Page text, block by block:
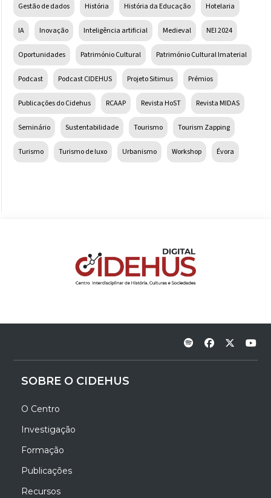
Gestão de dados História História da Educação Hotelaria
IA Inovação Inteligência artificial Medieval NEI 2024
Oportunidades Património Cultural Património Cultural Imaterial
Podcast Podcast CIDEHUS Projeto Sitimus Prémios
Publicações do Cidehus RCAAP Revista HoST Revista MIDAS
Seminário Sustentabilidade Tourismo Tourism Zapping
Turismo Turismo de luxo Urbanismo Workshop Évora
SOBRE O CIDEHUS
O Centro
Investigação
Formação
Publicações
Recursos